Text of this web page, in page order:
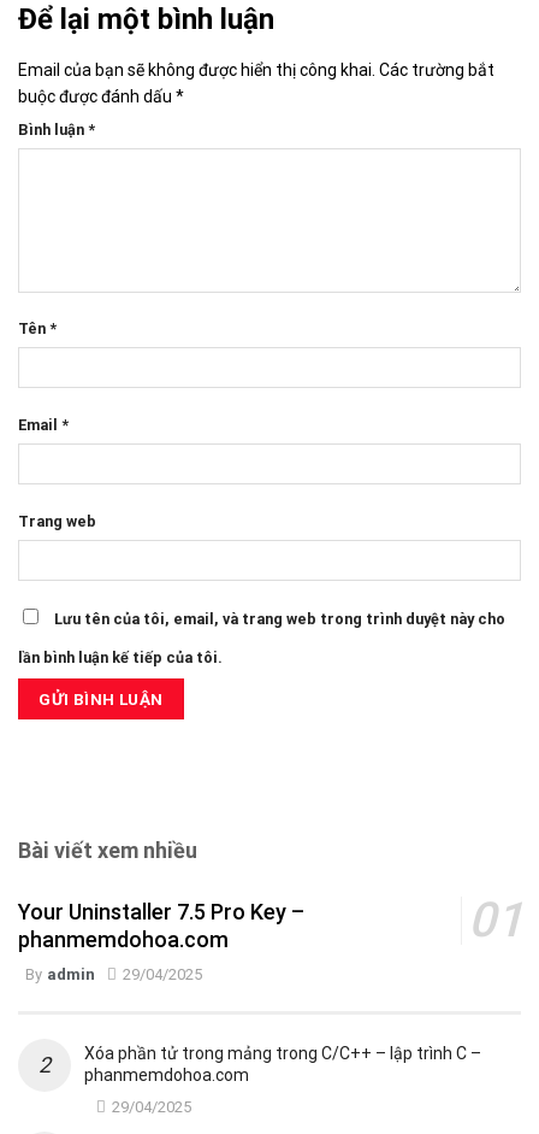
Để lại một bình luận
Email của bạn sẽ không được hiển thị công khai. Các trường bắt
buộc được đánh dấu *
Bình luận *
Tên *
Email *
Trang web
Lưu tên của tôi, email, và trang web trong trình duyệt này cho
lần bình luận kế tiếp của tôi.
Bài viết xem nhiều
Your Uninstaller 7.5 Pro Key –
phanmemdohoa.com
By admin 29/04/2025
Xóa phần tử trong mảng trong C/C++ – lập trình C –
phanmemdohoa.com
29/04/2025